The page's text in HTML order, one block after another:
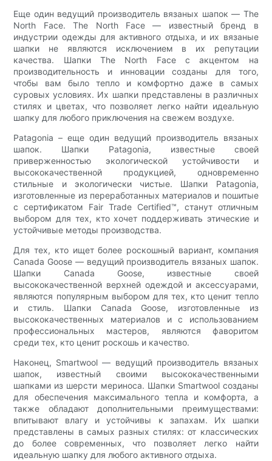
Еще один ведущий производитель вязаных шапок — The
North Face. The North Face — известный бренд в
индустрии одежды для активного отдыха, и их вязаные
шапки не являются исключением в их репутации
качества. Шапки The North Face с акцентом на
производительность и инновации созданы для того,
чтобы вам было тепло и комфортно даже в самых
суровых условиях. Их шапки представлены в различных
стилях и цветах, что позволяет легко найти идеальную
шапку для любого приключения на свежем воздухе.
Patagonia – еще один ведущий производитель вязаных
шапок. Шапки Patagonia, известные своей
приверженностью экологической устойчивости и
высококачественной продукцией, одновременно
стильные и экологически чистые. Шапки Patagonia,
изготовленные из переработанных материалов и пошитые
с сертификатом Fair Trade Certified™, станут отличным
выбором для тех, кто хочет поддерживать этические и
устойчивые методы производства.
Для тех, кто ищет более роскошный вариант, компания
Canada Goose — ведущий производитель вязаных шапок.
Шапки Canada Goose, известные своей
высококачественной верхней одеждой и аксессуарами,
являются популярным выбором для тех, кто ценит тепло
и стиль. Шапки Canada Goose, изготовленные из
высококачественных материалов и с использованием
профессиональных мастеров, являются фаворитом
среди тех, кто ценит роскошь и качество.
Наконец, Smartwool — ведущий производитель вязаных
шапок, известный своими высококачественными
шапками из шерсти мериноса. Шапки Smartwool созданы
для обеспечения максимального тепла и комфорта, а
также обладают дополнительными преимуществами:
впитывают влагу и устойчивы к запахам. Их шапки
представлены в самых разных стилях: от классических
до более современных, что позволяет легко найти
идеальную шапку для любого активного отдыха.